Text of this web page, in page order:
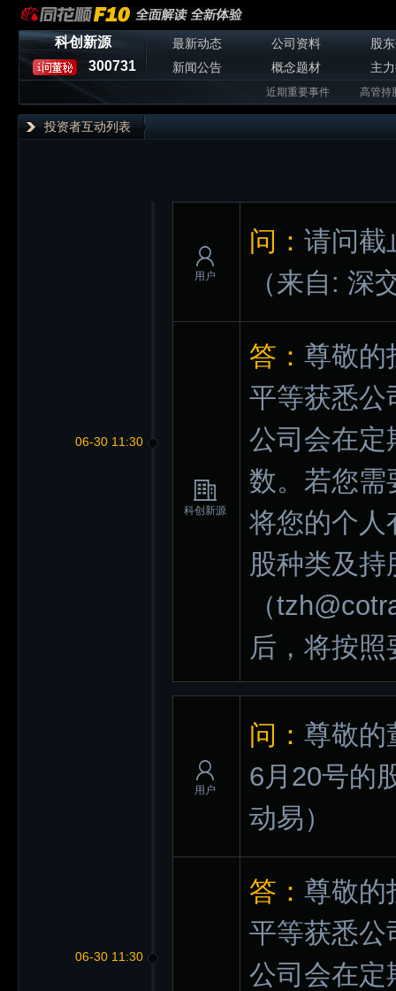
科创新源
300731
最新动态 公司资料
股
新闻公告
概念题材 主
近期重要事件 高管持
投资者互动列表
06-30 11:30
用户
问： 请问截
（来自: 深
科创新源
答： 尊敬的
平等获悉公
公司会在定
数。若您需
将您的个人
股种类及
（
后，将按
06-30 11:30
用户
问： 尊敬的
6月20号的
动易）
答： 尊敬的
平等获悉公
公司会在定